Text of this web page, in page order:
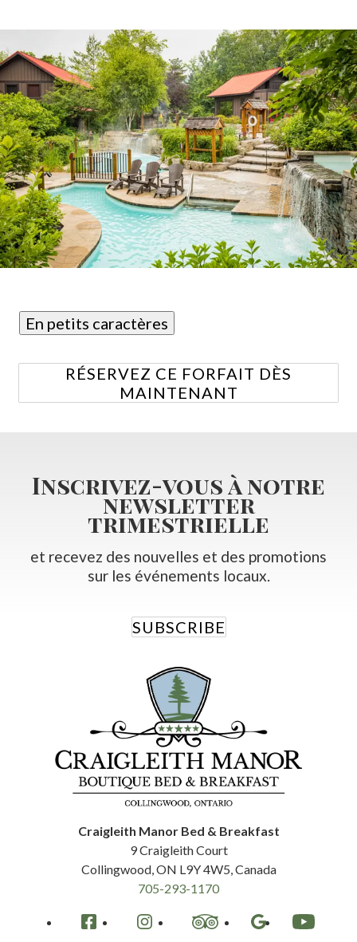
En petits caractères
RÉSERVEZ CE FORFAIT DÈS
MAINTENANT
Craigleith Manor Bed & Breakfast
9 Craigleith Court
Collingwood, ON L9Y 4W5 Canada
705-293-1170
Inscrivez-vous à notre
newsletter
trimestrielle
et recevez des nouvelles et des promotions
sur les événements locaux.
SUBSCRIBE
Facebook Instagram TripAdvisor Google YouTube